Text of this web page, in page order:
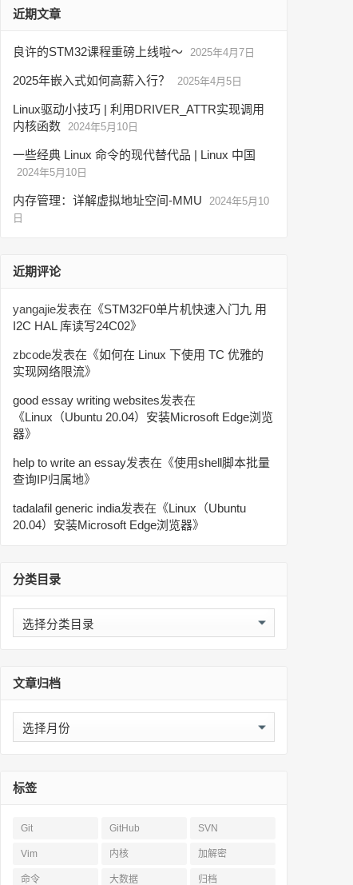
近期文章
良许的STM32课程重磅上线啦～ 2025年4月7日
2025年嵌入式如何高薪入行？ 2025年4月5日
Linux驱动小技巧 | 利用DRIVER_ATTR实现调用
内核函数 2024年5月10日
一些经典 Linux 命令的现代替代品 | Linux 中国
2024年5月10日
内存管理：详解虚拟地址空间-MMU
2024年5月10
日
近期评论
yangajie发表在《STM32F0单片机快速入门九 用
I2C HAL 库读写24C02》
zbcode发表在《如何在 Linux 下使用 TC 优雅的
实现网络限流》
good essay writing websites发表在
《Linux（Ubuntu 20.04）安装Microsoft Edge浏览
器》
help to write an essay发表在《使用shell脚本批量
查询IP归属地》
tadalafil generic india发表在《Linux（Ubuntu
20.04）安装Microsoft Edge浏览器》
分类目录
分
类
文章归档
文
章
标签
Git GitHub SVN
Vim 内核 加解密
命令 大数据 归档